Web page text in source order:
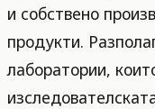
и собствено
продукти.
лаборатории,